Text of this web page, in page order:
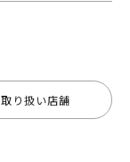
取り扱い店舗